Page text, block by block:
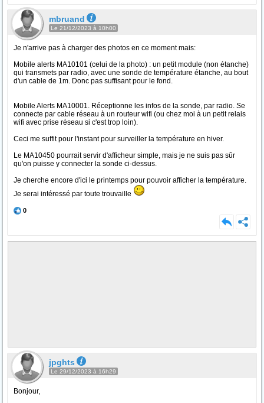
mbruand
Le 21/12/2023 à 10h00
Je n'arrive pas à charger des photos en ce moment mais:
Mobile alerts MA10101 (celui de la photo) : un petit module (non étanche)
qui transmets par radio, avec une sonde de température étanche, au bout
d'un cable de 1m. Donc pas suffisant pour le fond.
Mobile Alerts MA10001. Réceptionne les infos de la sonde, par radio. Se
connecte par cable réseau à un routeur wifi (ou chez moi à un petit relais
wifi avec prise réseau si c'est trop loin).
Ceci me suffit pour l'instant pour surveiller la température en hiver.
Le MA10450 pourrait servir d'afficheur simple, mais je ne suis pas sûr
qu'on puisse y connecter la sonde ci-dessus.
Je cherche encore d'ici le printemps pour pouvoir afficher la température.
Je serai intéressé par toute trouvaille
0
jpghts
Le 29/12/2023 à 16h29
Bonjour,